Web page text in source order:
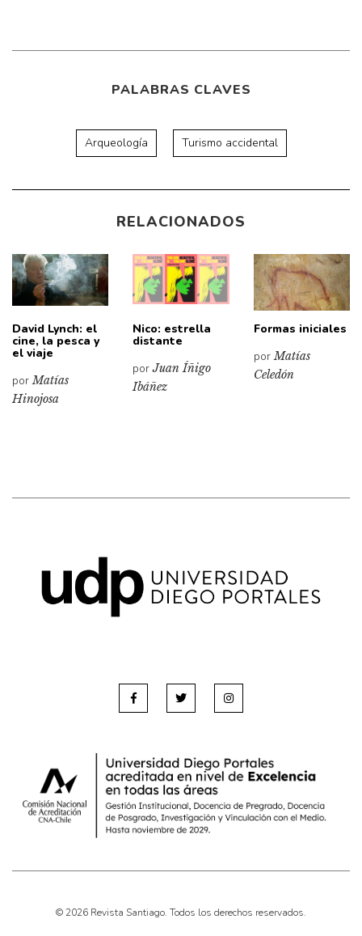
PALABRAS CLAVES
Arqueología Turismo accidental
RELACIONADOS
David Lynch: el
cine, la pesca y
el viaje
porMatías
Hinojosa
Nico: estrella
distante
porJuan Íñigo
Ibáñez
Formas iniciales
porMatías
Celedón
© 2026 Revista Santiago. Todos los derechos reservados.